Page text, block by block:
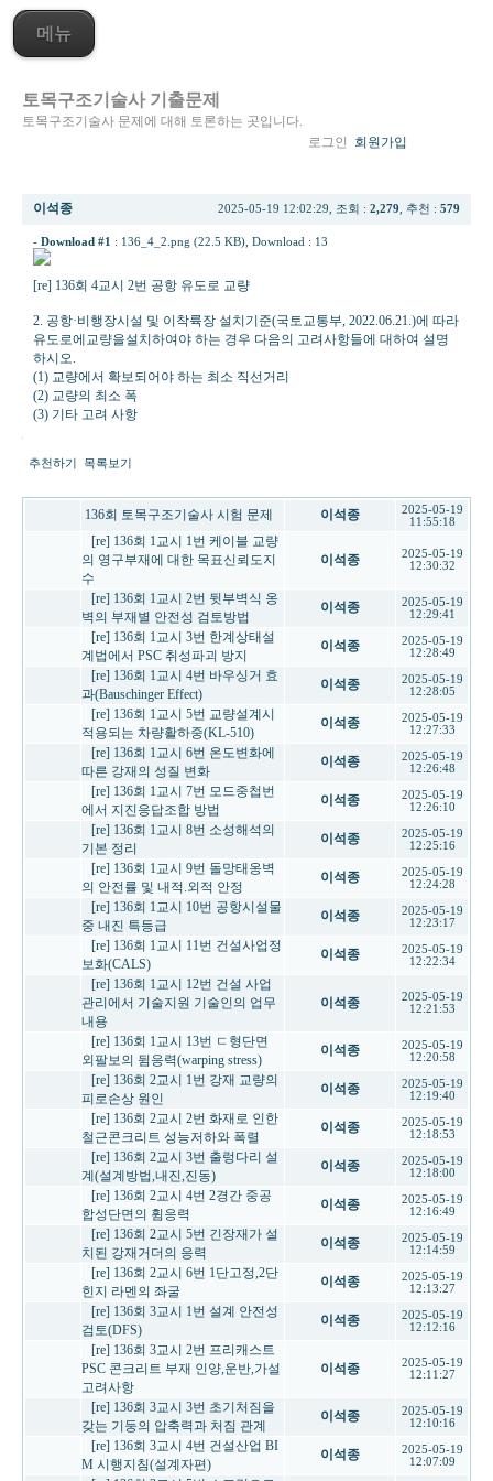
메뉴
토목구조기술사 기출문제
토목구조기술사 문제에 대해 토론하는 곳입니다.
로그인
회원가입
이석종 2025-05-19 12:02:29, 조회 : 2,279 , 추천 : 579
- Download #1 : 136_4_2.png (22.5 KB) , Download : 13
[re] 136회 4교시 2번 공항 유도로 교량
2. 공항·비행장시설 및 이착륙장 설치기준(국토교통부, 2022.06.21.)에 따라
유도로에교량을설치하여야 하는 경우 다음의 고려사항들에 대하여 설명
하시오.
(1) 교량에서 확보되어야 하는 최소 직선거리
(2) 교량의 최소 폭
(3) 기타 고려 사항
추천하기 목록보기
136회 토목구조기술사 시험 문제 이석종
2025-05-19
11:55:18
[re] 136회 1교시 1번 케이블 교량
의 영구부재에 대한 목표신뢰도지
수
이석종
2025-05-19
12:30:32
[re] 136회 1교시 2번 뒷부벽식 옹
벽의 부재별 안전성 검토방법
이석종
2025-05-19
12:29:41
[re] 136회 1교시 3번 한계상태설
계법에서 PSC 취성파괴 방지
이석종
2025-05-19
12:28:49
[re] 136회 1교시 4번 바우싱거 효
과(Bauschinger Effect)
이석종
2025-05-19
12:28:05
[re] 136회 1교시 5번 교량설계시
적용되는 차량활하중(KL-510)
이석종
2025-05-19
12:27:33
[re] 136회 1교시 6번 온도변화에
따른 강재의 성질 변화
이석종
2025-05-19
12:26:48
[re] 136회 1교시 7번 모드중첩번
에서 지진응답조합 방법
이석종
2025-05-19
12:26:10
[re] 136회 1교시 8번 소성해석의
기본 정리
이석종
2025-05-19
12:25:16
[re] 136회 1교시 9번 돌망태옹벽
의 안전률 및 내적.외적 안정
이석종
2025-05-19
12:24:28
[re] 136회 1교시 10번 공항시설물
중 내진 특등급
이석종
2025-05-19
12:23:17
[re] 136회 1교시 11번 건설사업정
보화(CALS)
이석종
2025-05-19
12:22:34
[re] 136회 1교시 12번 건설 사업
관리에서 기술지원 기술인의 업무
내용
이석종
2025-05-19
12:21:53
[re] 136회 1교시 13번 ㄷ형단면
외팔보의 뒴응력(warping stress)
이석종
2025-05-19
12:20:58
[re] 136회 2교시 1번 강재 교량의
피로손상 원인
이석종
2025-05-19
12:19:40
[re] 136회 2교시 2번 화재로 인한
철근콘크리트 성능저하와 폭렬
이석종
2025-05-19
12:18:53
[re] 136회 2교시 3번 출렁다리 설
계(설계방법,내진,진동)
이석종
2025-05-19
12:18:00
[re] 136회 2교시 4번 2경간 중공
합성단면의 휨응력
이석종
2025-05-19
12:16:49
[re] 136회 2교시 5번 긴장재가 설
치된 강재거더의 응력
이석종
2025-05-19
12:14:59
[re] 136회 2교시 6번 1단고정,2단
힌지 라멘의 좌굴
이석종
2025-05-19
12:13:27
[re] 136회 3교시 1번 설계 안전성
검토(DFS)
이석종
2025-05-19
12:12:16
[re] 136회 3교시 2번 프리캐스트
PSC 콘크리트 부재 인양,운반,가설
고려사항
이석종
2025-05-19
12:11:27
[re] 136회 3교시 3번 초기처짐을
갖는 기둥의 압축력과 처짐 관계
이석종
2025-05-19
12:10:16
[re] 136회 3교시 4번 건설산업 BI
M 시행지침(설계자편)
이석종
2025-05-19
12:07:09